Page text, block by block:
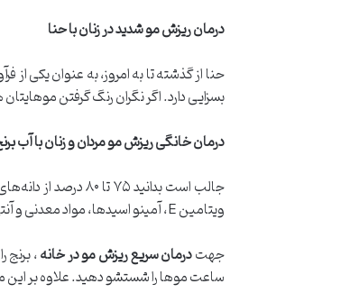
درمان ریزش مو شدید در زنان با حنا
حنا از گذشته تا به امروز، به عنوان یکی
بسزایی دارد. اگر نگران رنگ گرفتن
درمان خانگی ریزش مو مردان و زنان با آب
ویتامین E، آمینو اسیدها، مواد معدنی و آنتی اکسیدان‌ها بوده که برای کاهش ریزش مو و افزایش رشد آن موثر هستند.
جهتدرمان سریع ریزش مو در خانه،
ساعت موها را شستشو دهید. علاوه بر این می‌توانید هفته‌ای ۲ بار پس از هربار استحمام، در